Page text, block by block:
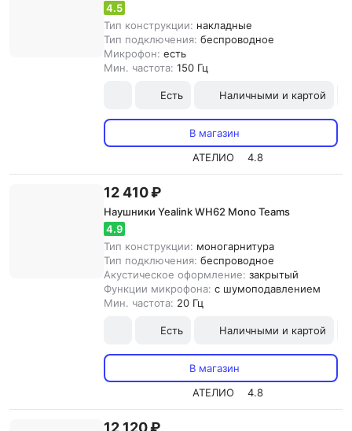
4.5
Тип конструкции: накладные
Тип подключения: беспроводное
Микрофон: есть
Мин. частота: 150 Гц
Есть Наличными и картой
В магазин
АТЕЛИО
4.8
12 410 ₽
Наушники Yealink WH62 Mono Teams
4.9
Тип конструкции: моногарнитура
Тип подключения: беспроводное
Акустическое оформление: закрытый
Функции микрофона: с шумоподавлением
Мин. частота: 20 Гц
Есть Наличными и картой
В магазин
АТЕЛИО
4.8
12 120 ₽